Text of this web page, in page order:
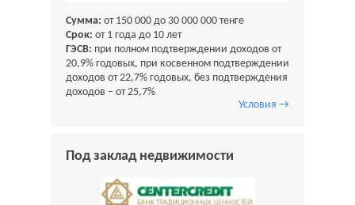
Сумма: от 150 000 до 30 000 000 тенге
Срок: от 1 года до 10 лет
ГЭСВ: при полном подтверждении доходов от
20,9% годовых, при косвенном подтверждении
доходов от 22,7% годовых, без подтверждения
доходов – от 25,7%
Условия →
Под заклад недвижимости